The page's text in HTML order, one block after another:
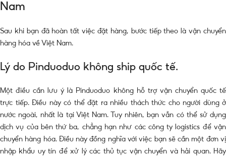
Nam
Sau khi bạn đã hoàn tất việc đặt hàng, bước tiếp theo là vận chuyển
hàng hóa về Việt Nam.
Lý do Pinduoduo không ship quốc tế.
Một điều cần lưu ý là Pinduoduo không hỗ trợ vận chuyển quốc tế
trực tiếp. Điều này có thể đặt ra nhiều thách thức cho người dùng ở
nước ngoài, nhất là tại Việt Nam. Tuy nhiên, bạn vẫn có thể sử dụng
dịch vụ của bên thứ ba, chẳng hạn như các công ty logistics để vận
chuyển hàng hóa. Điều này đồng nghĩa với việc bạn sẽ cần một đơn vị
nhập khẩu uy tín để xử lý các thủ tục vận chuyển và hải quan. Hãy